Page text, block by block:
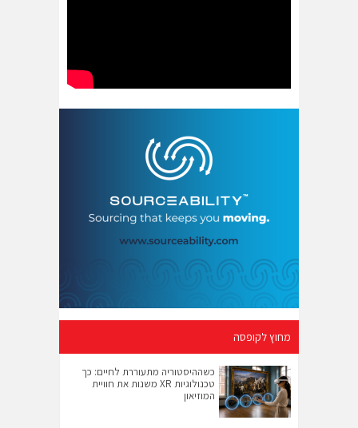
מחוץ לקופסה
כשההיסטוריה מתעוררת לחיים: כך
טכנולוגיות XR משנות את חוויית
המוזיאון